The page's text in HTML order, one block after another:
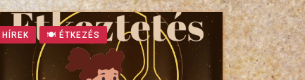
HÍREK 🍽 ÉTKEZÉS